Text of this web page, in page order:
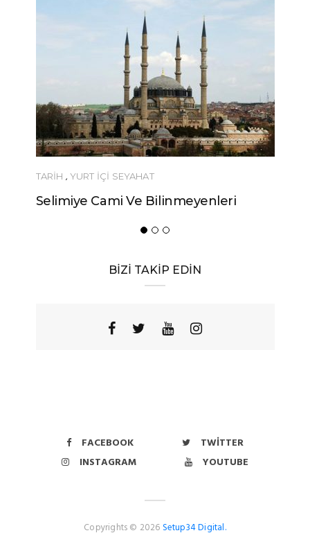
TARİH , YURT İÇİ SEYAHAT
Selimiye Cami Ve Bilinmeyenleri
BİZİ TAKİP EDİN
FACEBOOK
TWITTER
INSTAGRAM
YOUTUBE
Copyrights © 2026 Setup34 Digital.